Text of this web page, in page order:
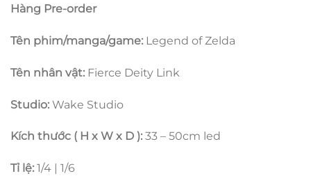
Hàng Pre-order
Tên phim/manga/game: Legend of Zelda
Tên nhân vật: Fierce Deity Link
Studio: Wake Studio
Kích thước ( H x W x D ): 33 – 50cm led
Tỉ lệ: 1/4 | 1/6